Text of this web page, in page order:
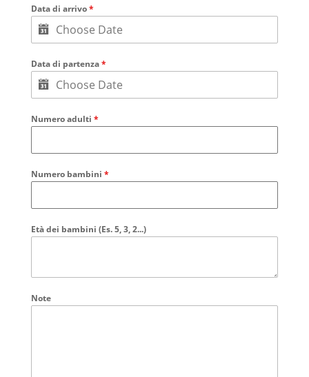
Data di arrivo*
Data di partenza*
Numero adulti *
Numero bambini *
Età dei bambini (Es. 5, 3, 2...)
Note